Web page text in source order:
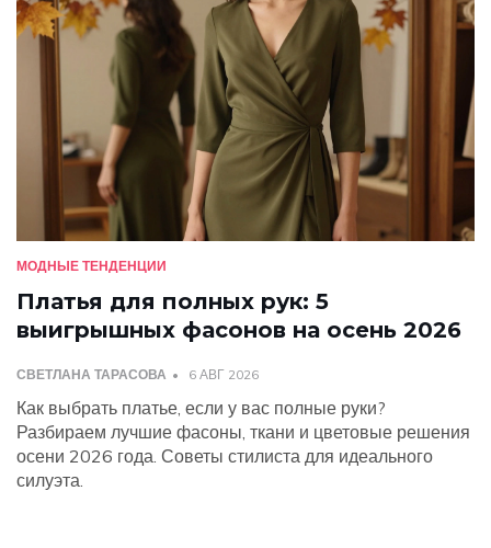
МОДНЫЕ ТЕНДЕНЦИИ
Платья для полных рук: 5
выигрышных фасонов на осень 2026
СВЕТЛАНА ТАРАСОВА 6 АВГ 2026
Как выбрать платье, если у вас полные руки?
Разбираем лучшие фасоны, ткани и цветовые решения
осени 2026 года. Советы стилиста для идеального
силуэта.